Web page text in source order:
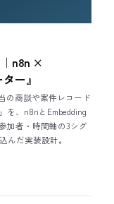
n8n ×
ー』
の商談や案件レコード
を、n8nとEmbedding
加者・時間軸の3シグ
んだ実装設計。